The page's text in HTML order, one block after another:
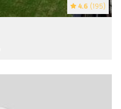
4.6 (195)